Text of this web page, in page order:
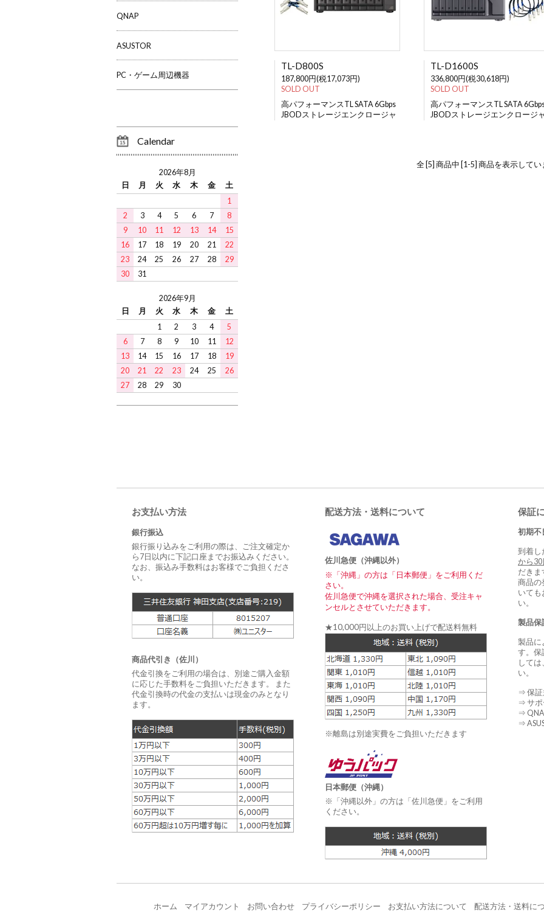
TL-D800S
187,800円(税17,073円)
SOLD OUT
高パフォーマンスTL SATA 6Gbps
JBODストレージエンクロージャ
TL-D1600S
336,800円(税30,618円)
SOLD OUT
高パフォーマンスTL SATA
JBODストレージエンクロージャ
全 [5] 商品中 [1-5] 商品を表示してい
QNAP
ASUSTOR
PC・ゲーム周辺機器
Calendar
2026年8月
日
月 火 水 木 金
土
1
2
3 4 5 6 7
8
9
10 11 12 13 14
15
16
17 18 19 20 21
22
23
24 25 26 27 28
29
30
31
2026年9月
日
月 火 水 木 金
土
1
2 3 4
5
6
7 8 9 10 11
12
13
14 15 16 17 18
19
20
21 22 23 24 25
26
27
28 29 30
お支払い方法
銀行振込
銀行振り込みをご利用の際は、ご注文確定か
ら7日以内に下記口座までお振込みください。
なお、振込み手数料はお客様でご負担くださ
い。
商品代引き（佐川）
代金引換をご利用の場合は、別途ご購入金額
に応じた手数料をご負担いただきます。 また
代金引換時の代金の支払いは現金のみとなり
ます。
配送方法・送料について
佐川急便（沖縄以外）
※「沖縄」の方は「日本郵便」をご利用くだ
さい。
佐川急便で沖縄を選択された場合、受注キャ
ンセルとさせていただきます。
★10,000円以上のお買い上げで配送料無料
※離島は別途実費をご負担いただきます
日本郵便（沖縄）
※「沖縄以外」の方は「佐川急便」をご利用
ください。
保証
初期不
到着し
から30
だきま
商品の
いても
い。
製品保
製品に
す。保
して
い。
⇒ 保証
⇒ サポ
⇒
⇒
ホーム マイアカウント お問い合わせ プライバシーポリシー お支払い方法について 配送方法・送料に